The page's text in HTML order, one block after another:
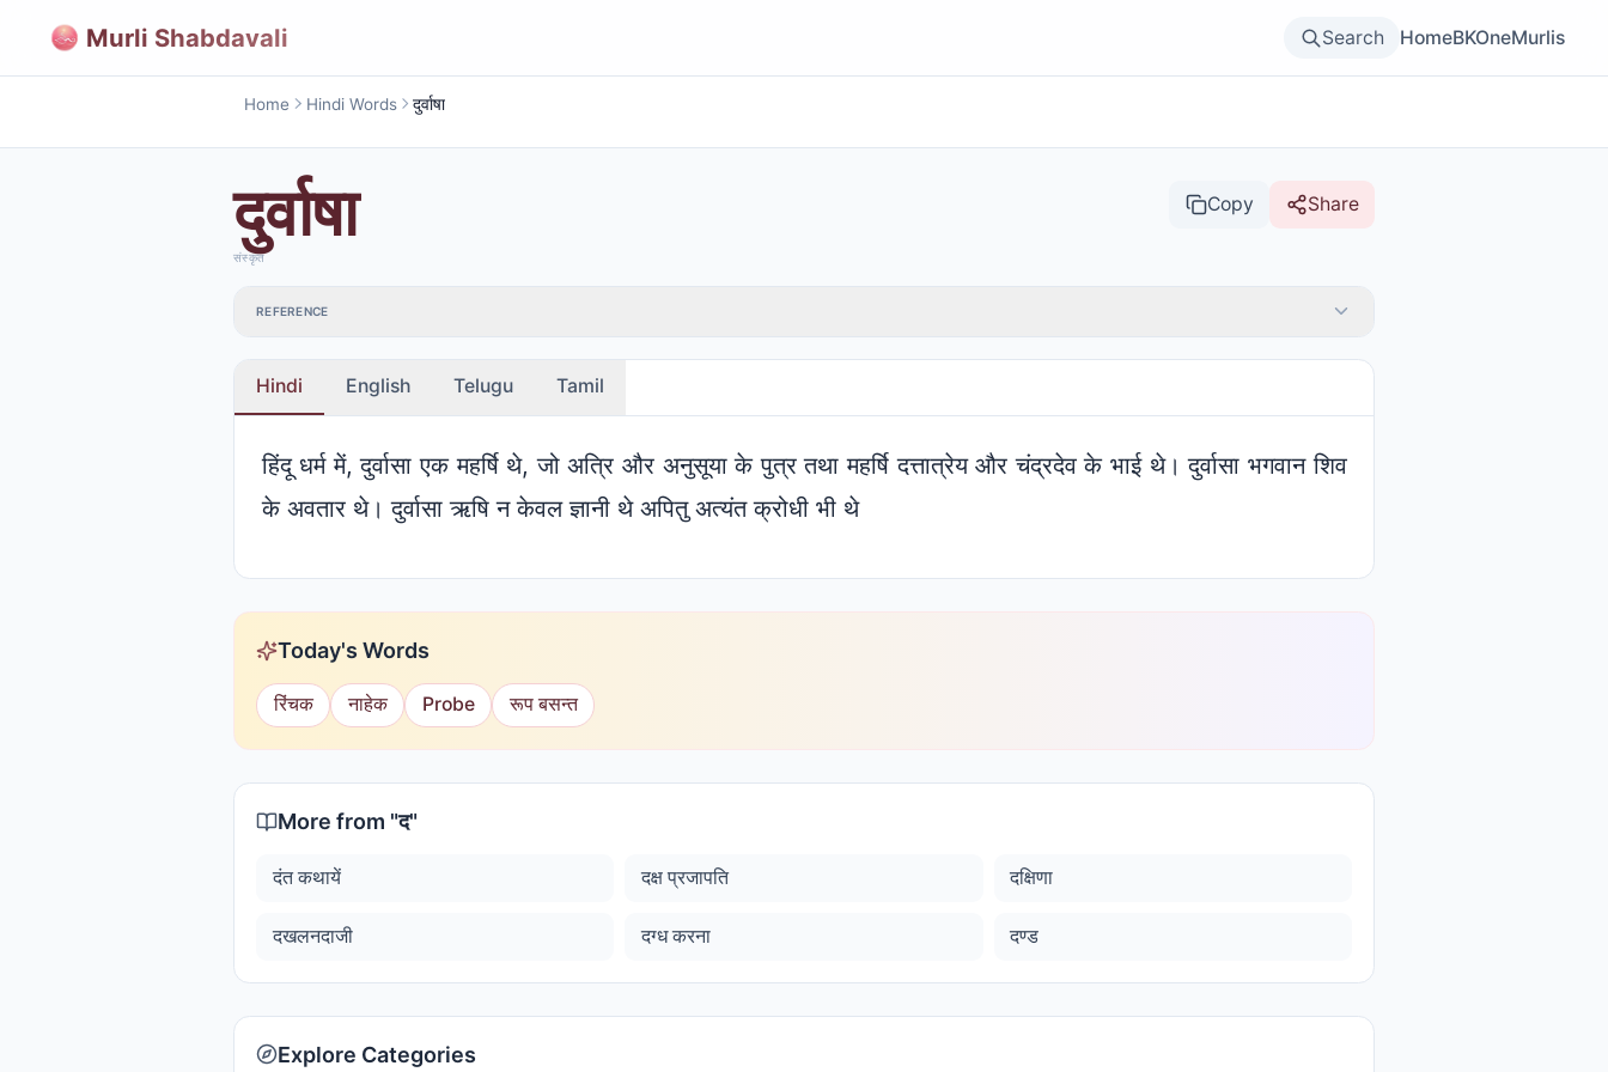
Murli Shabdavali Search HomeBKOneMurlis
Home Hindi Words दुर्वाषा
दुर्वाषा Copy Share
संस्कृत
REFERENCE
Hindi English Telugu Tamil
हिंदू धर्म में, दुर्वासा एक महर्षि थे, जो अत्रि और अनुसूया के पुत्र तथा महर्षि दत्तात्रेय और चंद्रदेव के भाई थे। दुर्वासा भगवान शिव
के अवतार थे। दुर्वासा ऋषि न केवल ज्ञानी थे अपितु अत्यंत क्रोधी भी थे
Today's Words
रिंचक नाहेक Probe रूप बसन्त
More from "द"
दंत कथायें दक्ष प्रजापति दक्षिणा
दखलनदाजी दग्ध करना दण्ड
Explore Categories